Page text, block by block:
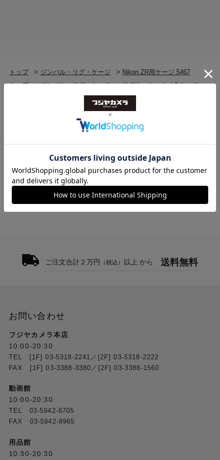
トップ > ジンバル・リグ・ケージ > Nikon ZR用ケージ 5467
トップ
>ジンバル・リグ・ケージ >リグキット・カメラケージ
ジンバル・リグ・ケージ >リグキット・カメラケージ
リグキット・カメラケージ(新品) >Nikon ZR用ケージ 5467
SmallRig >Nikon ZR用ケージ 5467
ご注文合計２万円 （税込） 以上 から 送料無料
お問い合わせ
フジヤカメラ本店
10:00-20:30
TEL [1F] 03-5318-2241／[2F] 03-5318-2222
FAX [1F] 03-3388-3380／[2F] 03-3388-1560
動画館
10:00-20:30
TEL 03-5942-8705
FAX 03-5942-8965
用品館
10:30-20:30